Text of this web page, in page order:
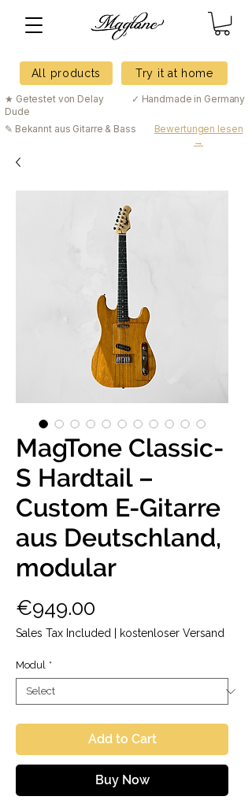
All products Try it at home
★ Getestet von Delay
Dude
✓ Handmade in Germany
✎ Bekannt aus Gitarre & Bass
Bewertungen lesen
→
MagTone Classic-
S Hardtail –
Custom E-Gitarre
aus Deutschland,
modular
€949.00
Sales Tax Included kostenloser Versand
Modul *
Add to Cart
Buy Now